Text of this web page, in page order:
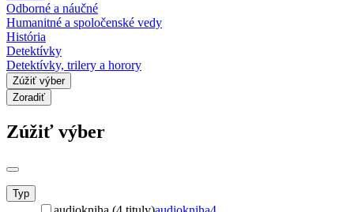
Odborné a náučné
Humanitné a spoločenské vedy
História
Detektívky
Detektívky, trilery a horory
Zúžiť výber
Zoradiť
Zúžiť výber
Typ